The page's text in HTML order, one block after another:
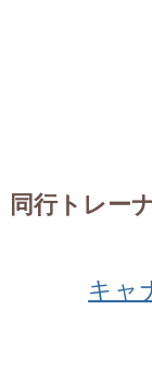
同行トレー
キャ
★